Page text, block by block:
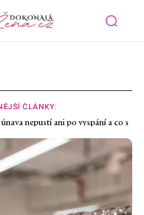
ČLÁNKY:
za deset let a tři místa, kam za